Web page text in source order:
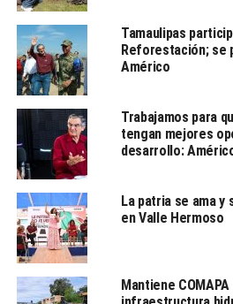
«Por un lado las divisiones
tenemos actores que creíamos
creo que es un resultado al que
provecho, que sirve para la
que no hicimos y que es lo que
estar en condiciones de tener
ofrecerle buenos candidatos a la
Verástegui Ostos indicó que
2016, elecciones en las que el
confianza del electorado y llegar
Además descartó que la derrota
federales de este año vaya a
Tamaulipas
Reforestación; se
Américo
Trabajamos para
tengan mejores
desarrollo:
La patria se ama y
en Valle Hermoso
Mantiene